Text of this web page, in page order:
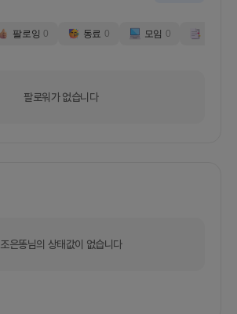
팔로잉 0 동료 0 모임 0
팔로워가 없습니다
조은똥님의 상태값이 없습니다